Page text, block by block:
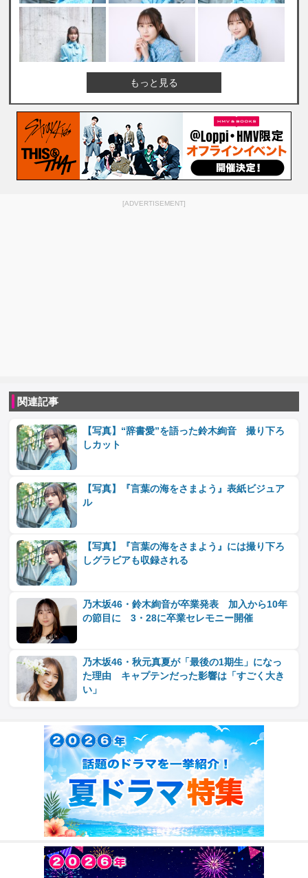
もっと見る
[ADVERTISEMENT]
関連記事
【写真】“辞書愛”を語った鈴木絢音 撮り下ろ
しカット
【写真】『言葉の海をさまよう』表紙ビジュア
ル
【写真】『言葉の海をさまよう』には撮り下ろ
しグラビアも収録される
乃木坂46・鈴木絢音が卒業発表 加入から10年
の節目に 3・28に卒業セレモニー開催
乃木坂46・秋元真夏が「最後の1期生」になっ
た理由 キャプテンだった影響は「すごく大き
い」